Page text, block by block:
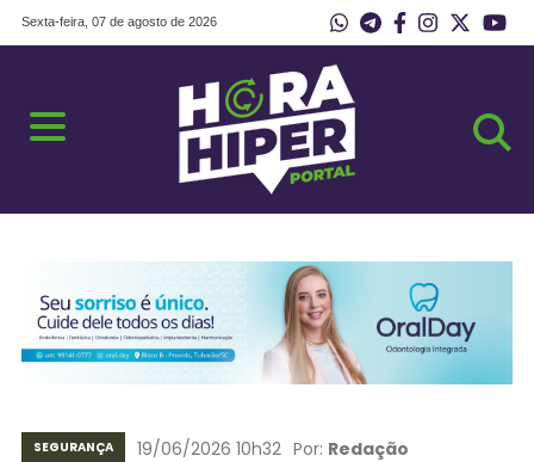
Sexta-feira, 07 de agosto de 2026
SEGURANÇA 19/06/2026 10h32 Por: Redação